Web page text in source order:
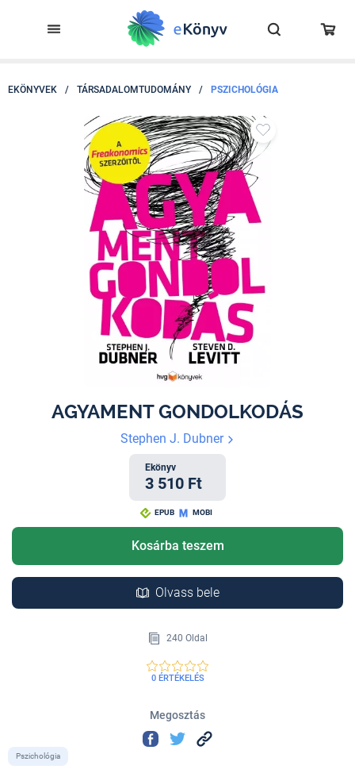
EKÖNYVEK / TÁRSADALOMTUDOMÁNY / PSZICHOLÓGIA
AGYAMENT GONDOLKODÁS
Stephen J. Dubner
Ekönyv
3 510 Ft
EPUB MOBI
Kosárba teszem
Olvass bele
240 Oldal
0 ÉRTÉKELÉS
Megosztás
Pszichológia